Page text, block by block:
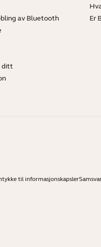
av Bluetooth
ditt
Er
til informasjonskapsler